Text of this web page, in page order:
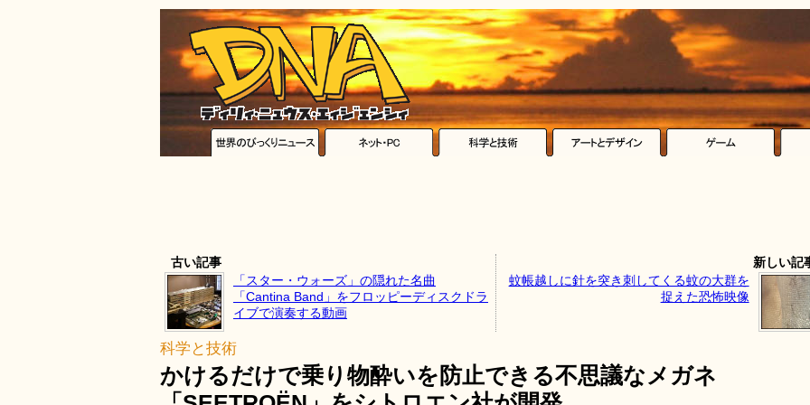
古い記事
「スター・ウォーズ」の隠れた名曲
「Cantina Band」をフロッピーディスクドラ
イブで演奏する動画
新しい記
蚊帳越しに針を突き刺してくる蚊の大群を
捉えた恐怖映像
科学と技術
かけるだけで乗り物酔いを防止できる不思議なメガネ